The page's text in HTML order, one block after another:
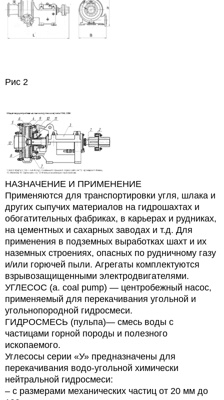
Рис 2
НАЗНАЧЕНИЕ И ПРИМЕНЕНИЕ
Применяются для транспортировки угля, шлака и
других сыпучих материалов на гидрошахтах и
обогатительных фабриках, в карьерах и рудниках,
на цементных и сахарных заводах и т.д. Для
применения в подземных выработках шахт и их
наземных строениях, опасных по рудничному газу
и/или горючей пыли. Агрегаты комплектуются
взрывозащищенными электродвигателями.
УГЛЕСОС (а. соal pump) — центробежный насос,
применяемый для перекачивания угольной и
угольнопородной гидросмеси.
ГИДРОСМЕСЬ (пульпа)— смесь воды с
частицами горной породы и полезного
ископаемого.
Углесосы серии «У» предназначены для
перекачивания водо-угольной химически
нейтральной гидросмеси:
– с размерами механических частиц от 20 мм до